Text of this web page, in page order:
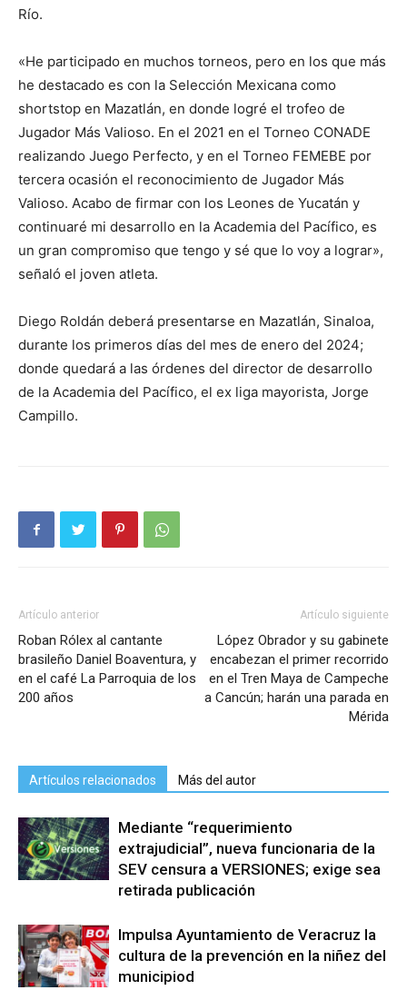
Río.
«He participado en muchos torneos, pero en los que más
he destacado es con la Selección Mexicana como
shortstop en Mazatlán, en donde logré el trofeo de
Jugador Más Valioso. En el 2021 en el Torneo CONADE
realizando Juego Perfecto, y en el Torneo FEMEBE por
tercera ocasión el reconocimiento de Jugador Más
Valioso. Acabo de firmar con los Leones de Yucatán y
continuaré mi desarrollo en la Academia del Pacífico, es
un gran compromiso que tengo y sé que lo voy a lograr»,
señaló el joven atleta.
Diego Roldán deberá presentarse en Mazatlán, Sinaloa,
durante los primeros días del mes de enero del 2024;
donde quedará a las órdenes del director de desarrollo
de la Academia del Pacífico, el ex liga mayorista, Jorge
Campillo.
Artículo anterior
Roban Rólex al cantante
brasileño Daniel Boaventura, y
en el café La Parroquia de los
200 años
Artículo siguiente
López Obrador y su gabinete
encabezan el primer recorrido
en el Tren Maya de Campeche
a Cancún; harán una parada en
Mérida
Artículos relacionados Más del autor
Mediante “requerimiento
extrajudicial”, nueva funcionaria de la
SEV censura a VERSIONES; exige sea
retirada publicación
Impulsa Ayuntamiento de Veracruz la
cultura de la prevención en la niñez del
municipiod